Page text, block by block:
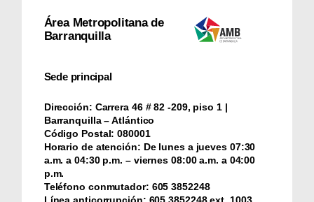
Área Metropolitana de
Barranquilla
Sede principal
Dirección: Carrera 46 # 82 -209, piso 1 |
Barranquilla – Atlántico
Código Postal: 080001
Horario de atención: De lunes a jueves 07:30
a.m. a 04:30 p.m. – viernes 08:00 a.m. a 04:00
p.m.
Teléfono conmutador: ‪605 3852248